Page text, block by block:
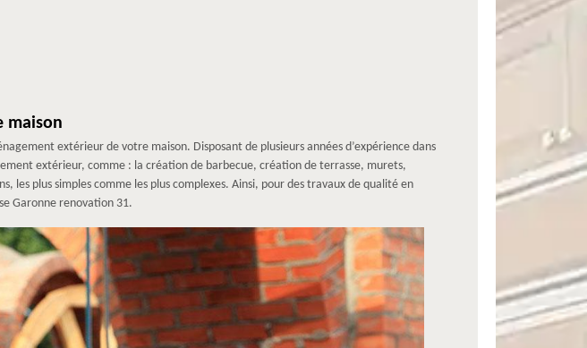
maison
extérieur de votre maison. Disposant de plusieurs années d’expérience dans
extérieur, comme : la création de barbecue, création de terrasse, murets,
les plus simples comme les plus complexes. Ainsi, pour des travaux de qualité en
Garonne renovation 31.